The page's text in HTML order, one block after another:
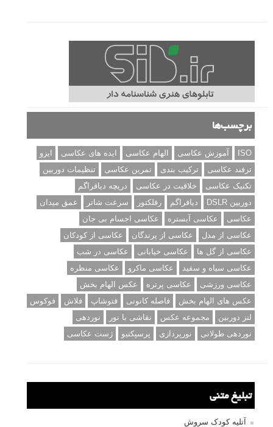
برچسب‌ها
ISO آموزش عکاسی الهام عکاسی ایده های عکاسی
ایزو
ترفند عکاسی
ترکیب بندی تمرین عکاسی
تنظیمات دوربین
تکنیک عکاسی
خلاقیت در عکاسی
دریچه دیافراگم
دوربین DSLR
دیافراگم رفلکتور سرعت شاتر
عمق میدان
عکاسی
عکاسی آبستره
عکاسی اجسام بی جان
عکاسی از مدل
عکاسی از پرندگان
عکاسی از کودکان
عکاسی از گل ها
عکاسی خیابانی
عکاسی در شب
عکاسی سیاه و سفید
عکاسی ماکرو
عکاسی منظره
عکاسی ورزشی
عکاسی پرتره
عکس الهام بخش
عکس های الهام بخش
فاصله کانونی فتوشاپ فلاش
فوکوس
لنز دوربین
مجموعه عکس نقاشی با نور
نوردهی
نوردهی طولانی
نورپردازی پرسپکتیو ژست عکاسی
تبلیغ متنی
آتلیه کودک سروش